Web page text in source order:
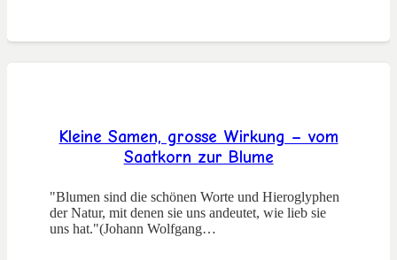
Kleine Samen, grosse Wirkung – vom
Saatkorn zur Blume
"Blumen sind die schönen Worte und Hieroglyphen
der Natur, mit denen sie uns andeutet, wie lieb sie
uns hat."(Johann Wolfgang…